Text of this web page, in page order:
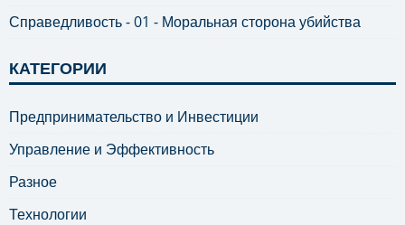
Справедливость - 01 - Моральная сторона убийства
КАТЕГОРИИ
Предпринимательство и Инвестиции
Управление и Эффективность
Разное
Технологии